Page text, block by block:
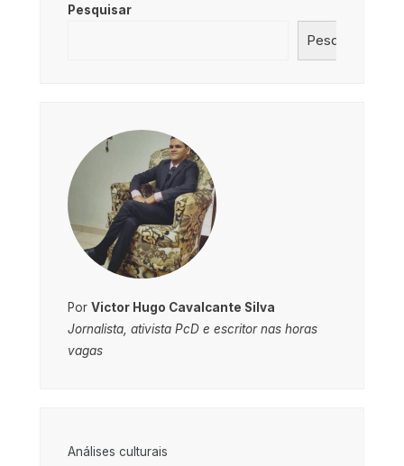
Pesquisar
Pesquisar
Por Victor Hugo Cavalcante Silva
Jornalista, ativista PcD e escritor nas horas
vagas
Análises culturais